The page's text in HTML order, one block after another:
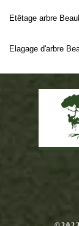
Etêtage arbre
Elagage d'arbre